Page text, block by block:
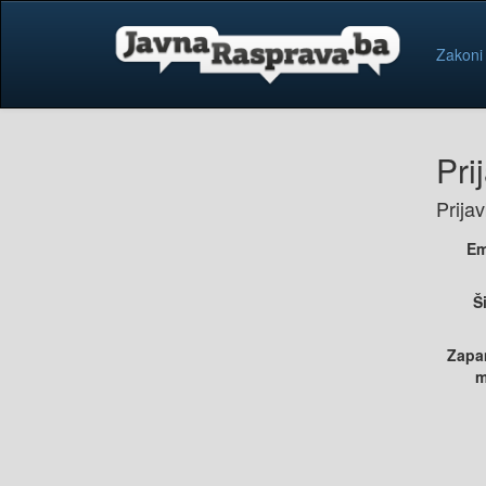
Zakoni